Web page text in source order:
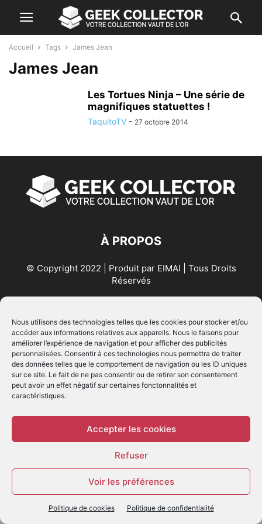
Nous utilisons des technologies telles que les cookies pour stocker et/ou
accéder aux informations relatives aux appareils. Nous le faisons pour
améliorer l’expérience de navigation et pour afficher des publicités
personnalisées. Consentir à ces technologies nous permettra de traiter
des données telles que le comportement de navigation ou les ID uniques
sur ce site. Le fait de ne pas consentir ou de retirer son consentement
peut avoir un effet négatif sur certaines fonctonnalités et
caractéristiques.
Accepter les cookies
Refuser
Voir les préférences
Politique de cookies Politique de confidentialité
Accueil Tags James Jean
James Jean
Les Tortues Ninja – Une série de
magnifiques statuettes !
TaquitoTV - 27 octobre 2014
À PROPOS
© Copyright 2022 | Produit par EIMAI | Tous Droits
Réservés
SUIVEZ NOUS